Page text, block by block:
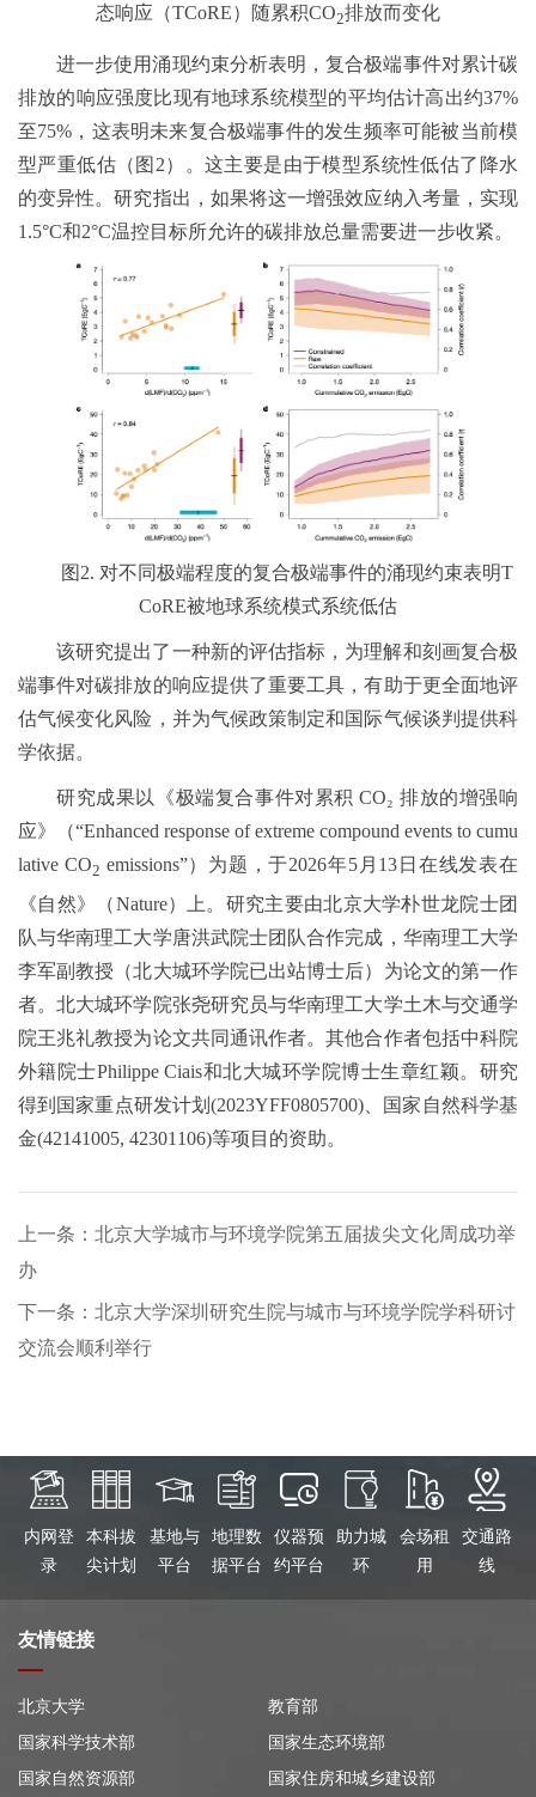
态响应（TCoRE）随累积CO2排放而变化
进一步使用涌现约束分析表明，复合极端事件对累计碳
排放的响应强度比现有地球系统模型的平均估计高出约37%
至75%，这表明未来复合极端事件的发生频率可能被当前模
型严重低估（图2）。这主要是由于模型系统性低估了降水
的变异性。研究指出，如果将这一增强效应纳入考量，实现
1.5°C和2°C温控目标所允许的碳排放总量需要进一步收紧。
图2. 对不同极端程度的复合极端事件的涌现约束表明T
CoRE被地球系统模式系统低估
该研究提出了一种新的评估指标，为理解和刻画复合极
端事件对碳排放的响应提供了重要工具，有助于更全面地评
估气候变化风险，并为气候政策制定和国际气候谈判提供科
学依据。
研究成果以《极端复合事件对累积 CO₂ 排放的增强响
应》（“Enhanced response of extreme compound events to cumu
lative CO2 emissions”）为题，于2026年5月13日在线发表在
《自然》（Nature）上。研究主要由北京大学朴世龙院士团
队与华南理工大学唐洪武院士团队合作完成，华南理工大学
李军副教授（北大城环学院已出站博士后）为论文的第一作
者。北大城环学院张尧研究员与华南理工大学土木与交通学
院王兆礼教授为论文共同通讯作者。其他合作者包括中科院
外籍院士Philippe Ciais和北大城环学院博士生章红颖。研究
得到国家重点研发计划(2023YFF0805700)、国家自然科学基
金(42141005, 42301106)等项目的资助。
上一条：北京大学城市与环境学院第五届拔尖文化周成功举
办
下一条：北京大学深圳研究生院与城市与环境学院学科研讨
交流会顺利举行
内网登
录
本科拔
尖计划
基地与
平台
地理数
据平台
仪器预
约平台
助力城
环
会场租
用
交通路
线
友情链接
北京大学
教育部
国家科学技术部
国家生态环境部
国家自然资源部
国家住房和城乡建设部